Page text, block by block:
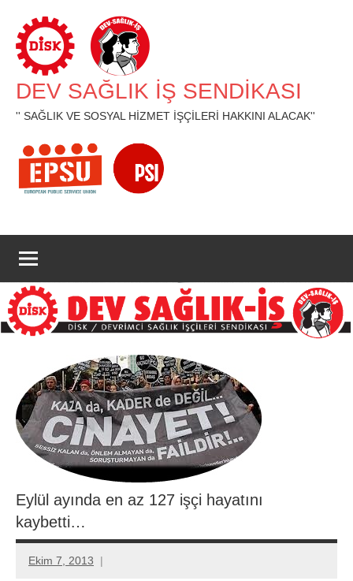
geç
DEV SAĞLIK İŞ SENDİKASI
'' SAĞLIK VE SOSYAL HİZMET İŞÇİLERİ HAKKINI ALACAK''
Eylül ayında en az 127 işçi hayatını
kaybetti…
Ekim 7, 2013
Aksu